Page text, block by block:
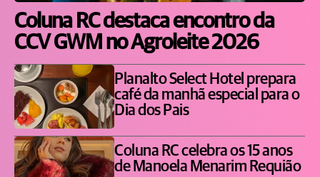
Coluna RC destaca encontro da
CCV GWM no Agroleite 2026
Planalto Select Hotel prepara
café da manhã especial para o
Dia dos Pais
Coluna RC celebra os 15 anos
de Manoela Menarim Requião